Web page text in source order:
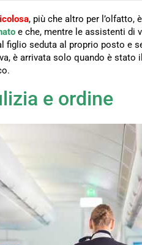
, più che altro per l’olfatto,
e che, mentre le assistenti di
figlio seduta al proprio posto e
è arrivata solo quando è stato
e ordine